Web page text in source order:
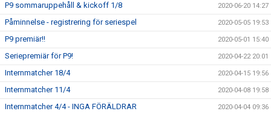
P9 sommaruppehåll & kickoff 1/8 2020-06-20 14:27
Påminnelse - registrering för seriespel 2020-05-05 19:53
P9 premiär!! 2020-05-01 15:40
Seriepremiär för P9! 2020-04-22 20:01
Internmatcher 18/4 2020-04-15 19:56
Internmatcher 11/4 2020-04-08 19:58
Internmatcher 4/4 - INGA FÖRÄLDRAR 2020-04-04 09:36